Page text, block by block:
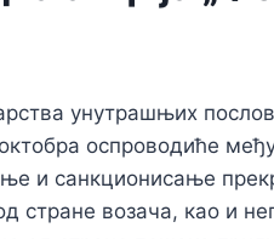
унутрашњих
оспроводиће
и санкционисање
стране возача, као и